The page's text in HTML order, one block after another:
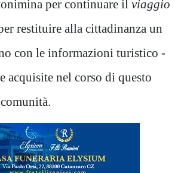
per continuare il viaggio
restituire alla cittadinanza un
con le informazioni turistico -
acquisite nel corso di questo